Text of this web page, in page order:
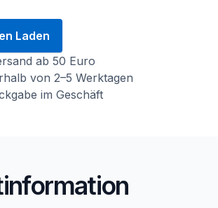
Laden
ab 50 Euro
von 2–5 Werktagen
im Geschäft